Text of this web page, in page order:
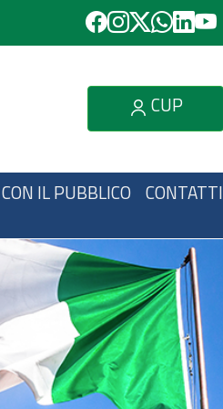
CUP
IL PUBBLICO CONTATTI